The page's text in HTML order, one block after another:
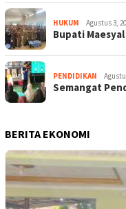
HUKUM Agustus 3,
Bupati
PENDIDIKAN
Semangat
BERITA EKONOMI